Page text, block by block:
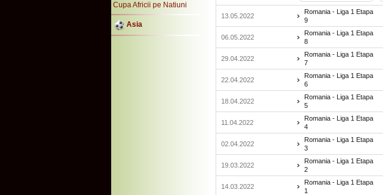
Cupa Africii pe Natiuni
Asia
13.05.2022
Romania - Liga 1 Etapa
9
06.05.2022
Romania - Liga 1 Etapa
8
29.04.2022
Romania - Liga 1 Etapa
7
22.04.2022
Romania - Liga 1 Etapa
6
18.04.2022
Romania - Liga 1 Etapa
5
11.04.2022
Romania - Liga 1 Etapa
4
02.04.2022
Romania - Liga 1 Etapa
3
19.03.2022
Romania - Liga 1 Etapa
2
14.03.2022
Romania - Liga 1 Etapa
1